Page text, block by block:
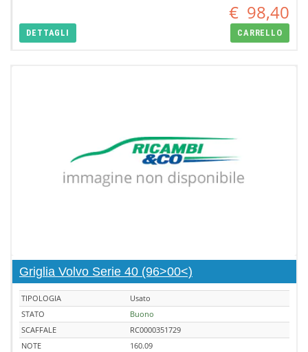
€ 98,40
DETTAGLI CARRELLO
Griglia Volvo Serie 40 (96>00<)
TIPOLOGIA
Usato
STATO
Buono
SCAFFALE
RC0000351729
NOTE
160.09